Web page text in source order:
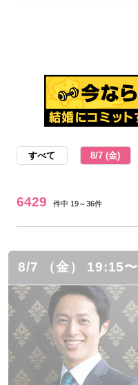
すべて 8/7 (金)
6429 件中 19～36件
8/7 （金） 19:15〜